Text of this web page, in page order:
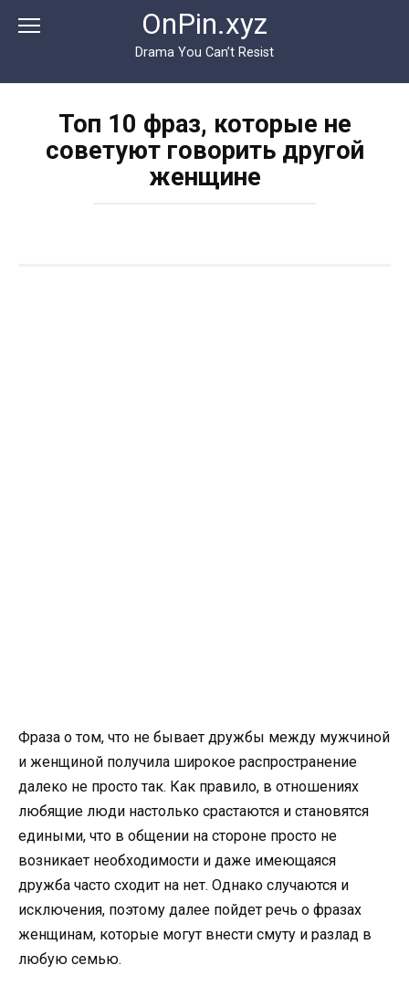
OnPin.xyz
Drama You Can’t Resist
Топ 10 фраз, которые не
советуют говорить другой
женщине
Фраза о том, что не бывает дружбы между мужчиной
и женщиной получила широкое распространение
далеко не просто так. Как правило, в отношениях
любящие люди настолько срастаются и становятся
едиными, что в общении на стороне просто не
возникает необходимости и даже имеющаяся
дружба часто сходит на нет. Однако случаются и
исключения, поэтому далее пойдет речь о фразах
женщинам, которые могут внести смуту и разлад в
любую семью.